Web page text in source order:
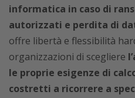
informatica in caso di
autorizzati e perdita di
offre libertà e flessibilità
organizzazioni di scegliere
le proprie esigenze di
costretti a ricorrere a